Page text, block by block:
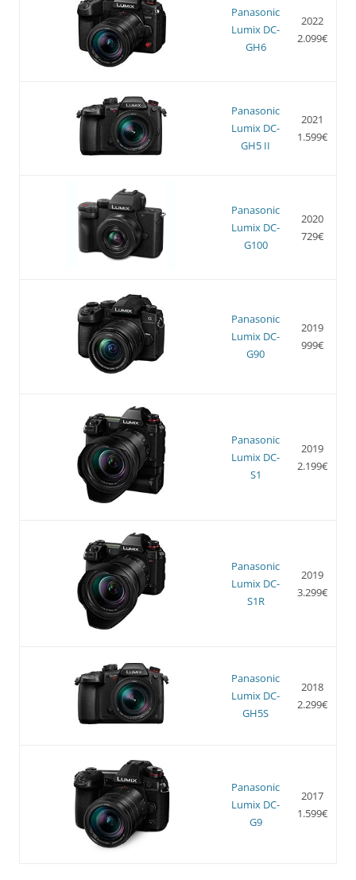
Panasonic
Lumix DC-
GH6
2022
2.099€
Panasonic
Lumix DC-
GH5 II
2021
1.599€
Panasonic
Lumix DC-
G100
2020
729€
Panasonic
Lumix DC-
G90
2019
999€
Panasonic
Lumix DC-
S1
2019
2.199€
Panasonic
Lumix DC-
S1R
2019
3.299€
Panasonic
Lumix DC-
GH5S
2018
2.299€
Panasonic
Lumix DC-
G9
2017
1.599€